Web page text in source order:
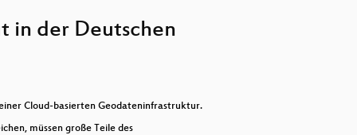
increase
or
in der Deutschen
Cloud-basierten Geodateninfrastruktur.
müssen große Teile des